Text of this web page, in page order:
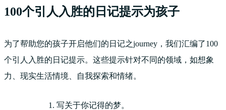
100个引人入胜的日记提示为孩子
为了帮助您的孩子开启他们的日记之journey，我们汇编了100
个引人入胜的日记提示。这些提示针对不同的领域，如想象
力、现实生活情境、自我探索和情绪。
写关于你记得的梦。